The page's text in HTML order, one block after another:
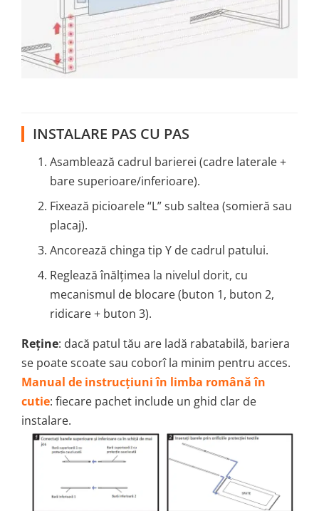
INSTALARE PAS CU PAS
Asamblează cadrul barierei (cadre laterale +
bare superioare/inferioare).
Fixează picioarele “L” sub saltea (somieră sau
placaj).
Ancorează chinga tip Y de cadrul patului.
Reglează înălțimea la nivelul dorit, cu
mecanismul de blocare (buton 1, buton 2,
ridicare + buton 3).
Reține: dacă patul tău are ladă rabatabilă, bariera
se poate scoate sau coborî la minim pentru acces.
Manual de instrucțiuni în limba română în
cutie: fiecare pachet include un ghid clar de
instalare.